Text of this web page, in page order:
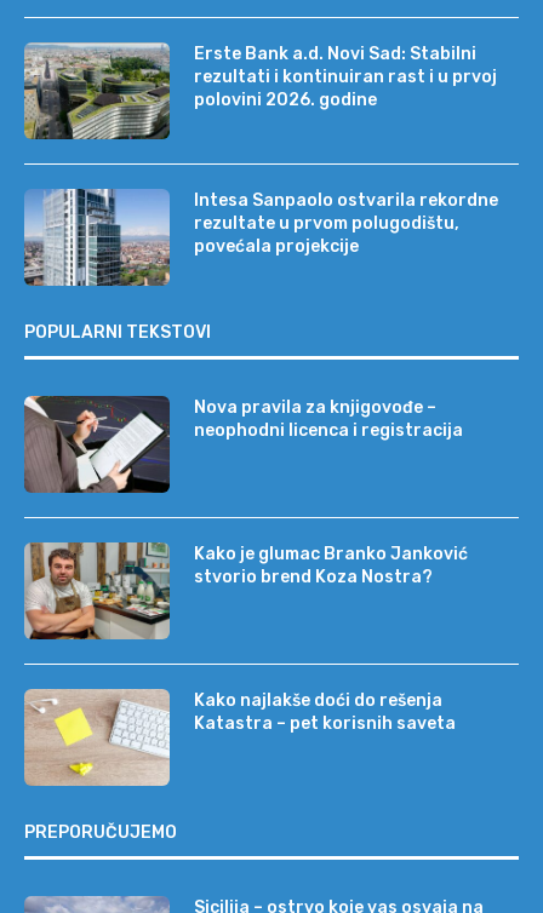
Erste Bank a.d. Novi Sad: Stabilni
rezultati i kontinuiran rast i u prvoj
polovini 2026. godine
Intesa Sanpaolo ostvarila rekordne
rezultate u prvom polugodištu,
povećala projekcije
POPULARNI TEKSTOVI
Nova pravila za knjigovođe –
neophodni licenca i registracija
Kako je glumac Branko Janković
stvorio brend Koza Nostra?
Kako najlakše doći do rešenja
Katastra – pet korisnih saveta
PREPORUČUJEMO
Sicilija – ostrvo koje vas osvaja na